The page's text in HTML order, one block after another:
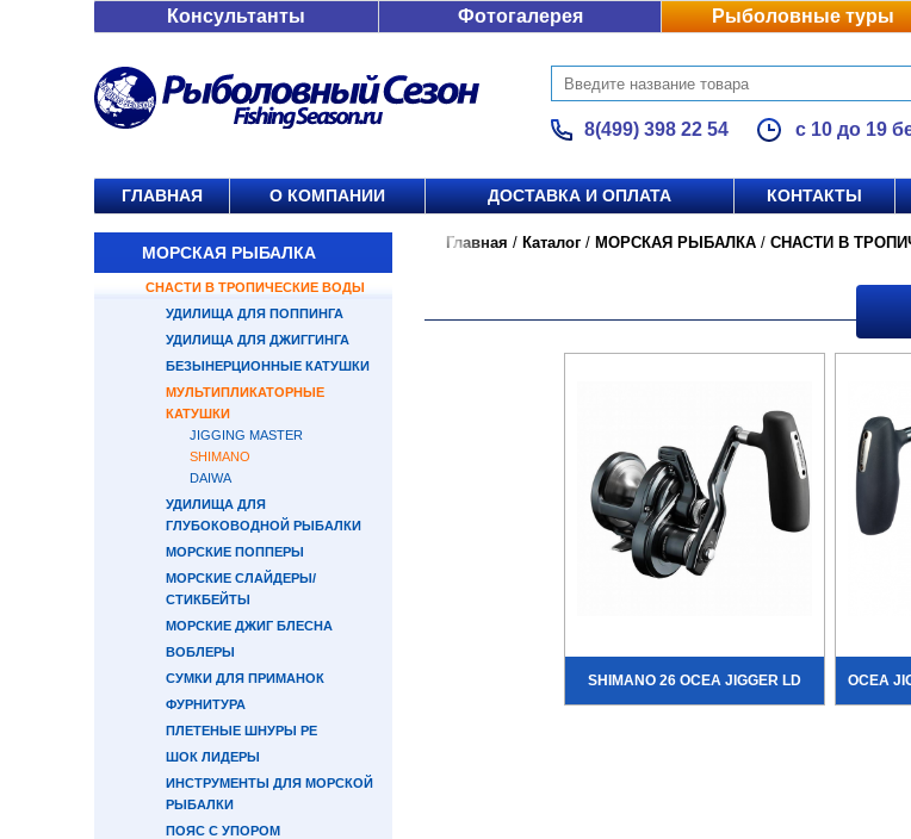
Консультанты Фотогалерея Рыболовные туры
8(499) 398 22 54 с 10 до 19
ГЛАВНАЯ О КОМПАНИИ ДОСТАВКА И ОПЛАТА КОНТАКТЫ
МОРСКАЯ РЫБАЛКА
СНАСТИ В ТРОПИЧЕСКИЕ ВОДЫ
УДИЛИЩА ДЛЯ ПОППИНГА
УДИЛИЩА ДЛЯ ДЖИГГИНГА
БЕЗЫНЕРЦИОННЫЕ КАТУШКИ
МУЛЬТИПЛИКАТОРНЫЕ
КАТУШКИ
JIGGING MASTER
SHIMANO
DAIWA
УДИЛИЩА ДЛЯ
ГЛУБОКОВОДНОЙ РЫБАЛКИ
МОРСКИЕ ПОППЕРЫ
МОРСКИЕ СЛАЙДЕРЫ/
СТИКБЕЙТЫ
МОРСКИЕ ДЖИГ БЛЕСНА
ВОБЛЕРЫ
СУМКИ ДЛЯ ПРИМАНОК
ФУРНИТУРА
ПЛЕТЕНЫЕ ШНУРЫ PE
ШОК ЛИДЕРЫ
ИНСТРУМЕНТЫ ДЛЯ МОРСКОЙ
РЫБАЛКИ
ПОЯС С УПОРОМ
Главная / Каталог / МОРСКАЯ РЫБАЛКА / СНАСТИ В
SHIMANO 26 OCEA JIGGER LD OCEA